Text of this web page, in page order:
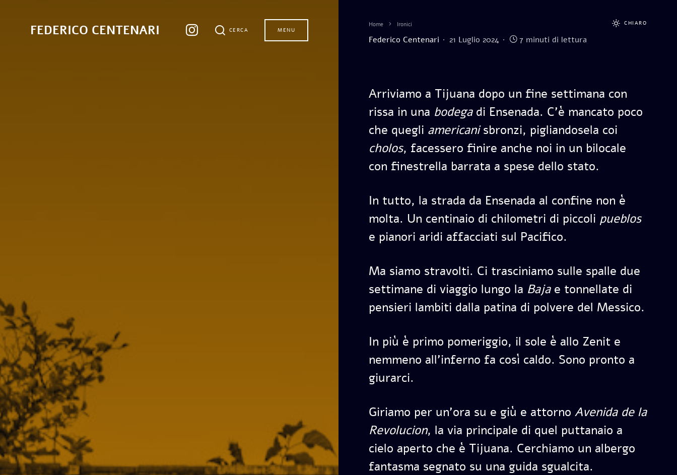
FEDERICO CENTENARI CERCA MENU
Home Ironici
Federico Centenari 21 Luglio 2024 7 minuti di lettura
CHIARO
Arriviamo a Tijuana dopo un fine settimana con
rissa in una bodegadi Ensenada. C’è mancato poco
che quegli americanisbronzi, pigliandosela coi
cholos, facessero finire anche noi in un bilocale
con finestrella barrata a spese dello stato.
In tutto, la strada da Ensenada al confine non è
molta. Un centinaio di chilometri di piccoli pueblos
e pianori aridi affacciati sul Pacifico.
Ma siamo stravolti. Ci trasciniamo sulle spalle due
settimane di viaggio lungo la Bajae tonnellate di
pensieri lambiti dalla patina di polvere del Messico.
In più è primo pomeriggio, il sole è allo Zenit e
nemmeno all’inferno fa così caldo. Sono pronto a
giurarci.
Giriamo per un’ora su e giù e attorno Avenida de la
Revolucion, la via principale di quel puttanaio a
cielo aperto che è Tijuana. Cerchiamo un albergo
fantasma segnato su una guida sgualcita.